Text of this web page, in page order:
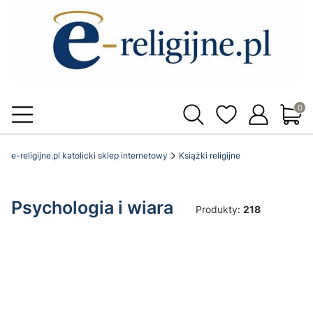
e-religijne.pl katolicki sklep internetowy Książki religijne
Psychologia i wiara Produkty: 218